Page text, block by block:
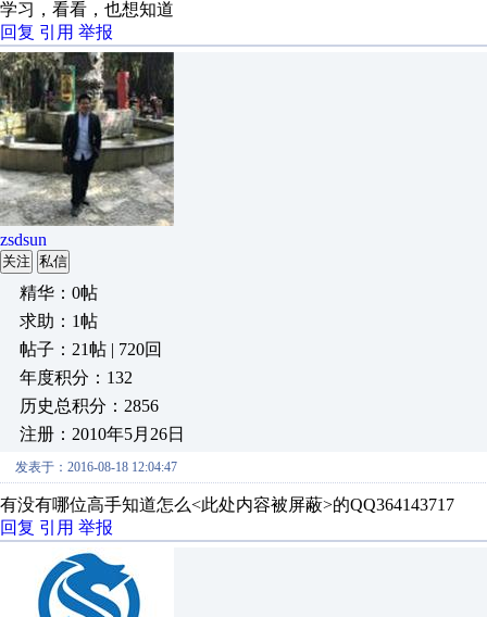
学习，看看，也想知道
回复 引用 举报
zsdsun
关注 私信
精华：0帖
求助：1帖
帖子：21帖 | 720回
年度积分：132
历史总积分：2856
注册：2010年5月26日
发表于：2016-08-18 12:04:47
有没有哪位高手知道怎么<此处内容被屏蔽>的QQ364143717
回复 引用 举报